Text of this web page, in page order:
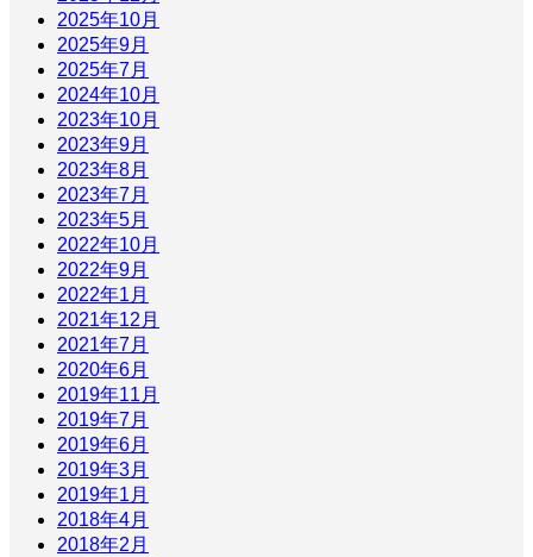
2025年10月
2025年9月
2025年7月
2024年10月
2023年10月
2023年9月
2023年8月
2023年7月
2023年5月
2022年10月
2022年9月
2022年1月
2021年12月
2021年7月
2020年6月
2019年11月
2019年7月
2019年6月
2019年3月
2019年1月
2018年4月
2018年2月